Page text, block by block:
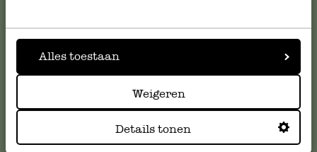
Alles toestaan
Weigeren
Details tonen
Online Klantenservice